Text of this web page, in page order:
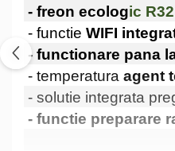
- freon ecologic R32
- functie WIFI
- functionare pana
- temperatura agent
- solutie integrata
- functie preparare